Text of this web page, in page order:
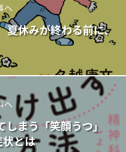
へ
休みが終わる前に、
へ
しまう「笑顔うつ」
とは